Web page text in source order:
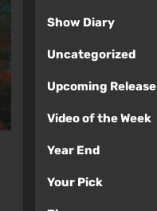
Show Diary
Uncategorized
Upcoming Release
Video of the Week
Year End
Your Pick